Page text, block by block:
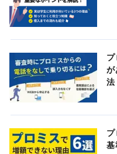
が
法
基